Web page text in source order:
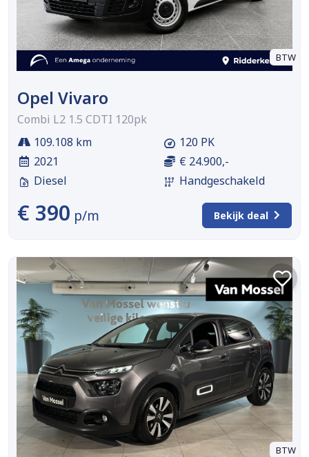
BTW
Opel Vivaro
Combi L2 1.5 CDTI 120pk
109.108 km
2021
Diesel
120 PK
€ 24.900,-
Handgeschakeld
€ 390 p/m Bekijk deal
BTW